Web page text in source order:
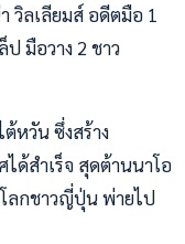
วิลเลียมส์ อดีตมือ 1
ป มือวาง 2 ชาว
หวัน ซึ่งสร้าง
ด้สำเร็จ สุดต้านนาโอ
ลกชาวญี่ปุ่น พ่ายไป